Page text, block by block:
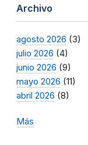
Archivo
agosto 2026 (3)
julio 2026 (4)
junio 2026 (9)
mayo 2026 (11)
abril 2026 (8)
Más